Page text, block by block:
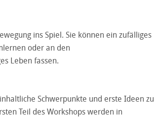
ins Spiel. Sie können ein zufälliges
oder an den
Leben fassen.
Schwerpunkte und erste Ideen zu
Teil des Workshops werden in